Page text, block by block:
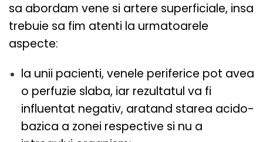
sa abordam vene si artere superficiale, insa
trebuie sa fim atenti la urmatoarele
aspecte:
la unii pacienti, venele periferice pot avea
o perfuzie slaba, iar rezultatul va fi
influentat negativ, aratand starea acido-
bazica a zonei respective si nu a